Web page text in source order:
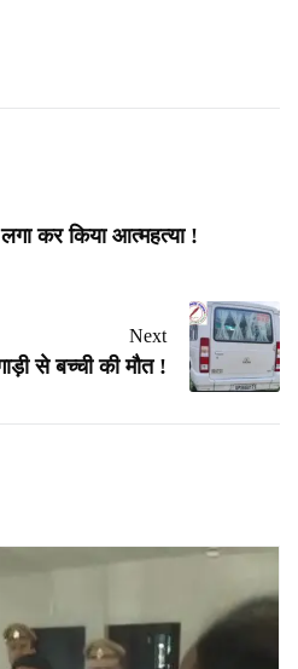
कर किया आत्महत्या !
Next
से बच्ची की मौत !